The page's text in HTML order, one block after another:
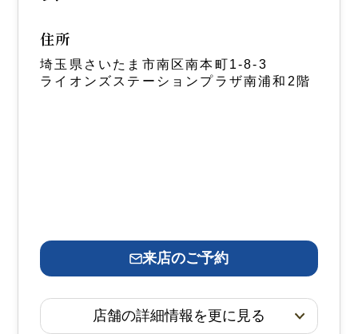
住所
埼玉県さいたま市南区南本町1-8-3
ライオンズステーションプラザ南浦和2階
来店のご予約
店舗の詳細情報を更に見る